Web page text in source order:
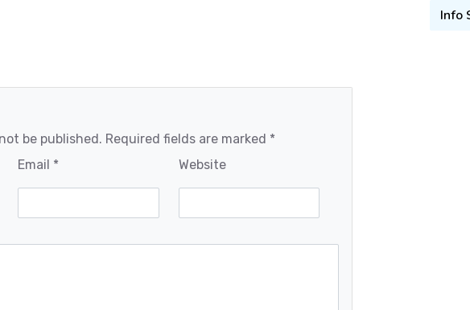
be published. Required fields are marked *
Email * Website
Info